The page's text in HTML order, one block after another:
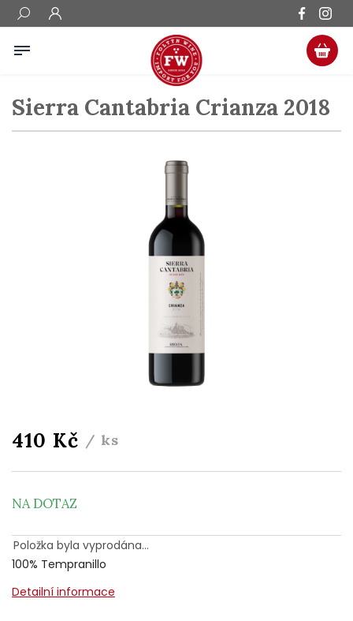
Sierra Cantabria Crianza 2018
410 Kč / ks
NA DOTAZ
Položka byla vyprodána…
100% Tempranillo
Detailní informace